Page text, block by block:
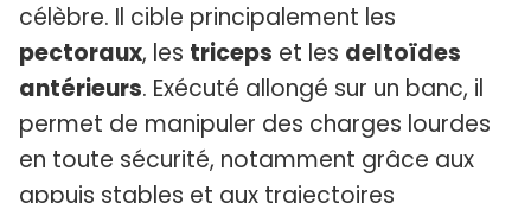
célèbre. Il cible principalement les
pectoraux, les triceps et les deltoïdes
antérieurs. Exécuté allongé sur un banc, il
permet de manipuler des charges lourdes
en toute sécurité, notamment grâce aux
appuis stables et aux trajectoires